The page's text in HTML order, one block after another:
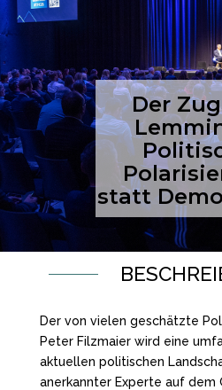
Der
statt
Der von vielen geschätzte
Peter Filzmaier wird eine
aktuellen politischen
anerkannter Experte auf dem